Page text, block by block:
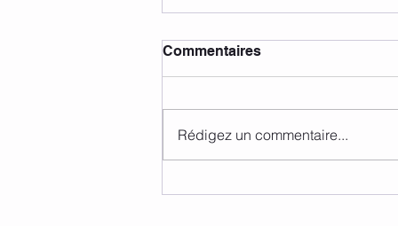
Commentaires
Rédigez un commentaire...